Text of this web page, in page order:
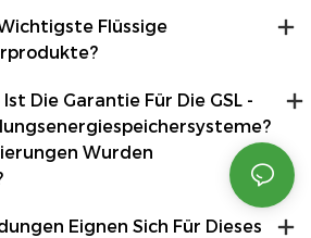
Flüssige
Die Garantie Für Die GSL -
Wurden
Eignen Sich Für Dieses